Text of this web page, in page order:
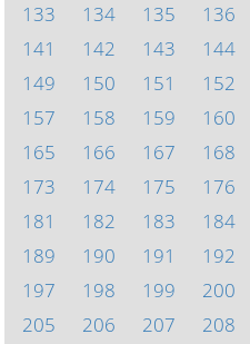
133
134 135 136
141
142 143 144
149
150 151 152
157
158 159 160
165
166 167 168
173
174 175 176
181
182 183 184
189
190 191 192
197
198 199 200
205
206 207 208